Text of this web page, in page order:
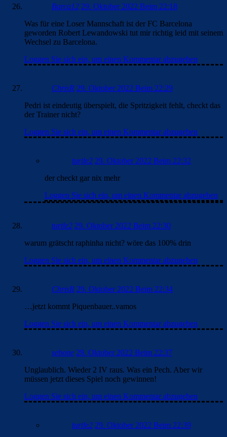
Barca12 29. Oktober 2022 Beim 22:18
Was für eine Loser Mannschaft ist der FC Barcelona
geworden Robert Lewandowski tut mir richtig leid mit seinem
Wechsel zu Barcelona.
Loggen Sie sich ein, um einen Kommentar abzugeben
ChrisR 29. Oktober 2022 Beim 22:29
Pedri ist eindeutig überspielt, die Spritzigkeit fehlt, checkt das
der Trainer nicht?
Loggen Sie sich ein, um einen Kommentar abzugeben
turtle2 29. Oktober 2022 Beim 22:32
der checkt gar nix mehr
Loggen Sie sich ein, um einen Kommentar abzugeben
turtle2 29. Oktober 2022 Beim 22:30
warum grätscht raphinha nicht? wöre das 100% drin
Loggen Sie sich ein, um einen Kommentar abzugeben
ChrisR 29. Oktober 2022 Beim 22:34
…jetzt kommt Piquenbauer..vamos
Loggen Sie sich ein, um einen Kommentar abzugeben
sebone 29. Oktober 2022 Beim 22:37
Unglaublich. Wieder 2 IV raus. Was ein Pech. Aber wir
müssen jetzt dieses Spiel noch gewinnen!
Loggen Sie sich ein, um einen Kommentar abzugeben
turtle2 29. Oktober 2022 Beim 22:39